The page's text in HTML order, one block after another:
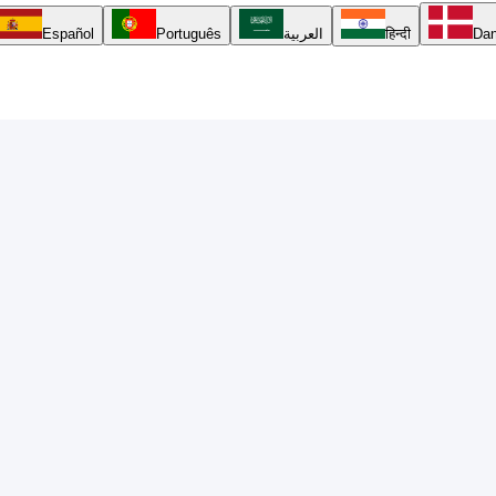
Español Português العربية हिन्दी